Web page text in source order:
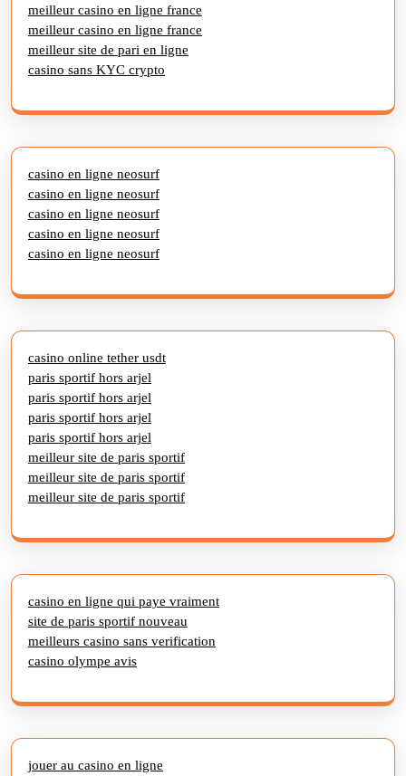
meilleur casino en ligne france
meilleur casino en ligne france
meilleur site de pari en ligne
casino sans KYC crypto
casino en ligne neosurf
casino en ligne neosurf
casino en ligne neosurf
casino en ligne neosurf
casino en ligne neosurf
casino online tether usdt
paris sportif hors arjel
paris sportif hors arjel
paris sportif hors arjel
paris sportif hors arjel
meilleur site de paris sportif
meilleur site de paris sportif
meilleur site de paris sportif
casino en ligne qui paye vraiment
site de paris sportif nouveau
meilleurs casino sans verification
casino olympe avis
jouer au casino en ligne